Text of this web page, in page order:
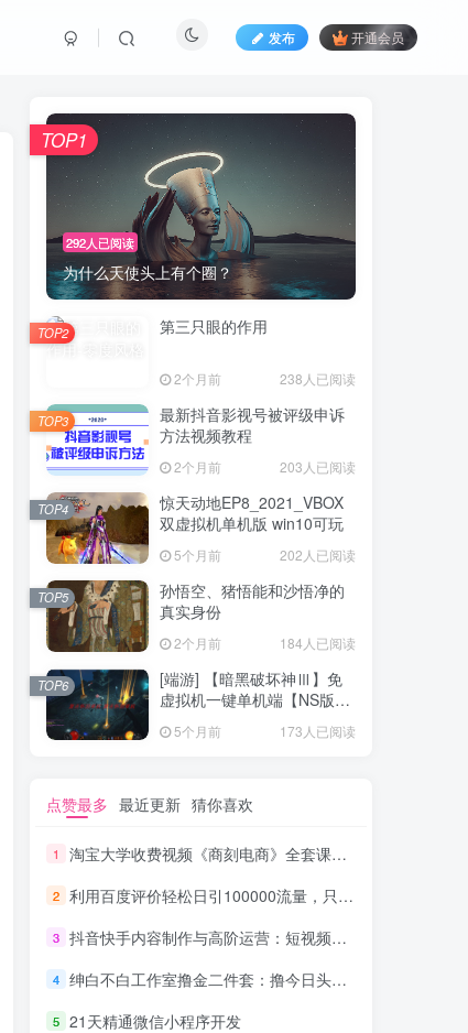
发布 开通会员
292人已阅读
为什么天使头上有个圈？
TOP1
第三只眼的作用
2个月前 238人已阅读
TOP2
最新抖音影视号被评级申诉
方法视频教程
2个月前 203人已阅读
TOP3
惊天动地EP8_2021_VBOX
双虚拟机单机版 win10可玩
5个月前 202人已阅读
TOP4
孙悟空、猪悟能和沙悟净的
真实身份
2个月前 184人已阅读
TOP5
[端游] 【暗黑破坏神Ⅲ】免
虚拟机一键单机端【NS版
5个月前 173人已阅读
TOP6
点赞最多 最近更新 猜你喜欢
1 淘宝大学收费视频《商刻电商》全套课程（共16节）_电商运营教程
2 利用百度评价轻松日引100000流量，只要你是执行力强的人，日赚1000元完全没问_网赚教程
3 抖音快手内容制作与高阶运营：短视频涨粉+变现实战训练营
4 绅白不白工作室撸金二件套：撸今日头条原创收益+小红书一单利润40块项目
5 21天精通微信小程序开发